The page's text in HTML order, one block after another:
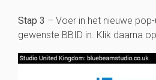
Stap 3 – Voer in het nieuwe
gewenste BBID in. Klik daarna op